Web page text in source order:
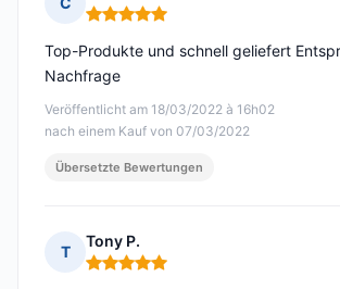
Hinweis: 5 von 5
Veröffentlicht am 18/03/2022 à 16h02
nach einem Kauf von 07/03/2022
Top-Produkte und schnell geliefert
Nachfrage
Übersetzte Bewertungen
T
Tony P.
Hinweis: 5 von 5